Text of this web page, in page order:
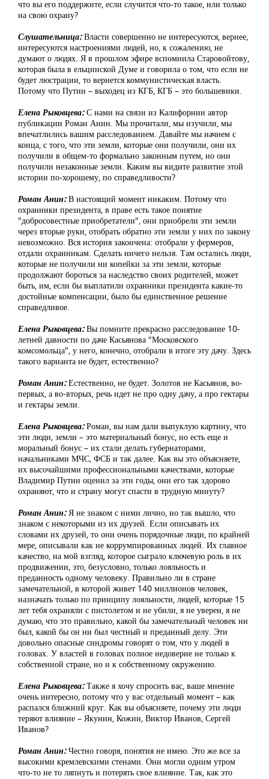
что вы его поддержите, если случится что-то такое, или только
на свою охрану?
Слушательница:Власти совершенно не интересуются, вернее,
интересуются настроениями людей, но, к сожалению, не
думают о людях. Я в прошлом эфире вспомнила Старовойтову,
которая была в ельцинской Думе и говорила о том, что если не
будет люстрации, то вернется коммунистическая власть.
Потому что Путин – выходец из КГБ, КГБ – это большевики.
Елена Рыковцева:С нами на связи из Калифорнии автор
публикации Роман Анин. Мы прочитали, мы изучили, мы
впечатлились вашим расследованием. Давайте мы начнем с
конца, с того, что эти земли, которые они получили, они их
получили в общем-то формально законным путем, но они
получили незаконные земли. Каким вы видите развитие этой
истории по-хорошему, по справедливости?
Роман Анин:В настоящий момент никаким. Потому что
охранники президента, в праве есть такое понятие
"добросовестные приобретатели", они приобрели эти земли
через вторые руки, отобрать обратно эти земли у них по закону
невозможно. Вся история закончена: отобрали у фермеров,
отдали охранникам. Сделать ничего нельзя. Там остались люди,
которые не получили ни копейки за эти земли, которые
продолжают бороться за наследство своих родителей, может
быть, им, если бы выплатили охранники президента какие-то
достойные компенсации, было бы единственное решение
справедливое.
Елена Рыковцева:Вы помните прекрасно расследование 10-
летней давности по даче Касьянова "Московского
комсомольца", у него, конечно, отобрали в итоге эту дачу. Здесь
такого варианта не будет, естественно?
Роман Анин:Естественно, не будет. Золотов не Касьянов, во-
первых, а во-вторых, речь идет не про одну дачу, а про гектары
и гектары земли.
Елена Рыковцева:Роман, вы нам дали выпуклую картину, что
эти люди, земли – это материальный бонус, но есть еще и
моральный бонус – их стали делать губернаторами,
начальниками МЧС, ФСБ и так далее. Как вы это объясняете,
их высочайшими профессиональными качествами, которые
Владимир Путин оценил за эти годы, они его так здорово
охраняют, что и страну могут спасти в трудную минуту?
Роман Анин:Я не знаком с ними лично, но так вышло, что
знаком с некоторыми из их друзей. Если описывать их
словами их друзей, то они очень порядочные люди, по крайней
мере, описывали как не коррумпированных людей. Их главное
качество, на мой взгляд, которое сыграло ключевую роль в их
продвижении, это, безусловно, только лояльность и
преданность одному человеку. Правильно ли в стране
замечательной, в которой живет 140 миллионов человек,
назначать только по принципу лояльности, людей, которые 15
лет тебя охраняли с пистолетом и не убили, я не уверен, я не
думаю, что это правильно, какой бы замечательный человек ни
был, какой бы он ни был честный и преданный делу. Эти
довольно опасные синдромы говорят о том, что у людей в
головах. У властей в головах полное недоверие не только к
собственной стране, но и к собственному окружению.
Елена Рыковцева:Также я хочу спросить вас, ваше мнение
очень интересно, потому что у вас отдельный момент – как
распался ближний круг. Как вы объясняете, почему эти люди
теряют влияние – Якунин, Кожин, Виктор Иванов, Сергей
Иванов?
Роман Анин:Честно говоря, понятия не имею. Это же все за
высокими кремлевскими стенами. Они могли одним утром
что-то не то ляпнуть и потерять свое влияние. Так, как это